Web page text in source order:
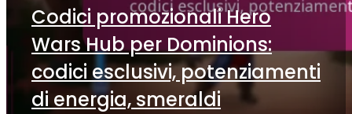
Codici promozionali Hero
Wars Hub per Dominions:
codici esclusivi, potenziamenti
di energia, smeraldi